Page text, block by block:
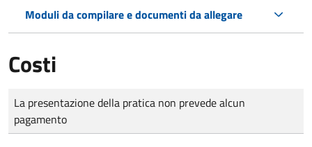
Moduli da compilare e documenti da allegare
Costi
Tipo di pagamento
Importo
La presentazione della pratica non prevede alcun
pagamento